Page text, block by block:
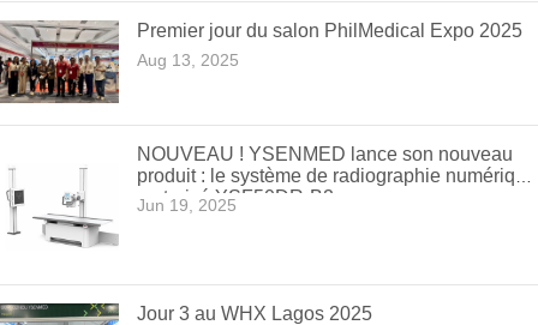
Premier jour du salon PhilMedical Expo 2025
Aug 13, 2025
NOUVEAU ! YSENMED lance son nouveau
produit : le système de radiographie numérique
motorisé YSF50DR-B2.
Jun 19, 2025
Jour 3 au WHX Lagos 2025